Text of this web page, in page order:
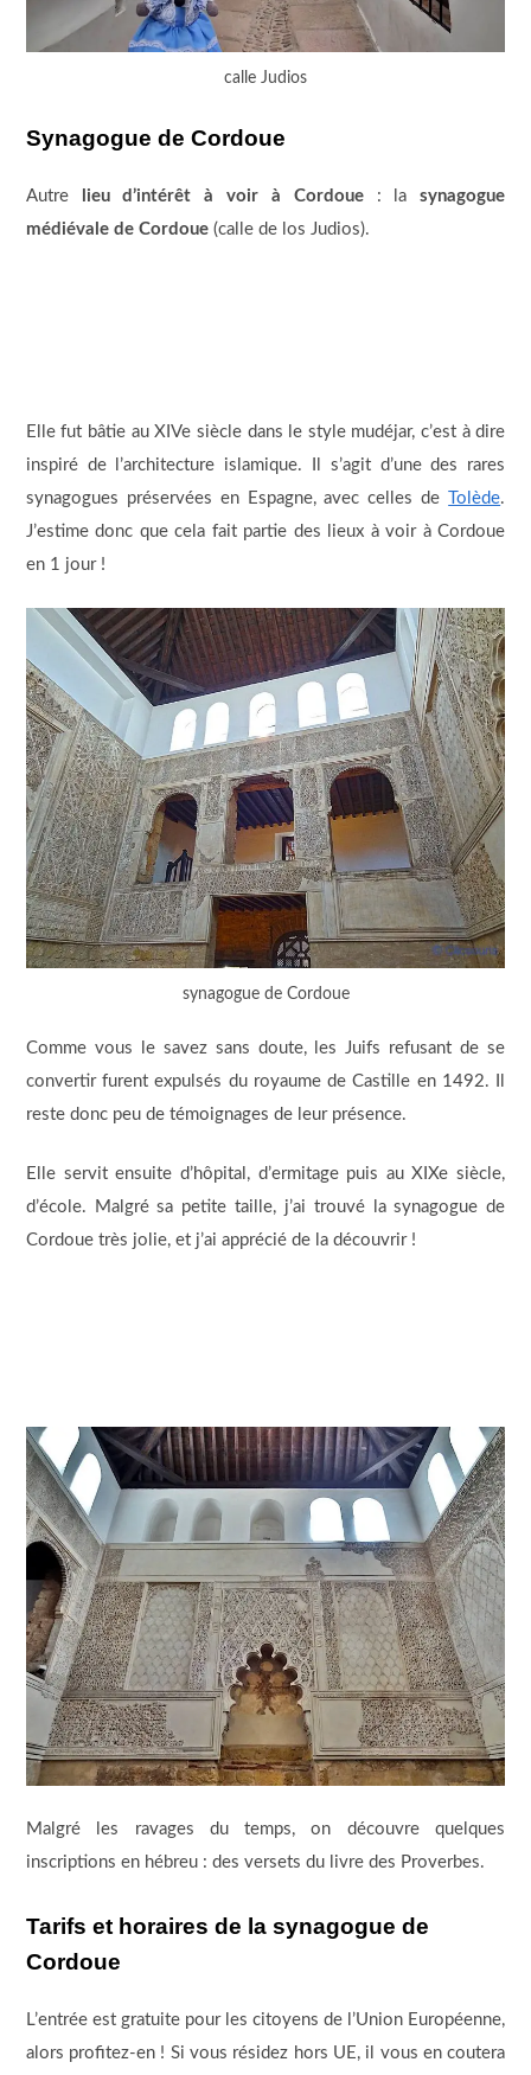
calle Judios
Synagogue de Cordoue
Autrelieu d’intérêt à voir à Cordoue: la synagogue
médiévale de Cordoue(calle de los Judios).
Elle fut bâtie au XIVe siècle dans le style mudéjar, c’est à dire
inspiré de l’architecture islamique. Il s’agit d’une des rares
synagogues préservées en Espagne, avec celles de
Tolède.
J’estime donc que cela fait partie des lieux à voir à Cordoue
en 1 jour !
synagogue de Cordoue
Comme vous le savez sans doute, les Juifs refusant de se
convertir furent expulsés du royaume de Castille en 1492. Il
reste donc peu de témoignages de leur présence.
Elle servit ensuite d’hôpital, d’ermitage puis au XIXe siècle,
d’école. Malgré sa petite taille, j’ai trouvé la synagogue de
Cordoue très jolie, et j’ai apprécié de la découvrir !
Malgré les ravages du temps, on découvre quelques
inscriptions en hébreu : des versets du livre des Proverbes.
Tarifs et horaires de la synagogue de
Cordoue
L’entrée est gratuite pour les citoyens de l’Union Européenne,
alors profitez-en ! Si vous résidez hors UE, il vous en coutera